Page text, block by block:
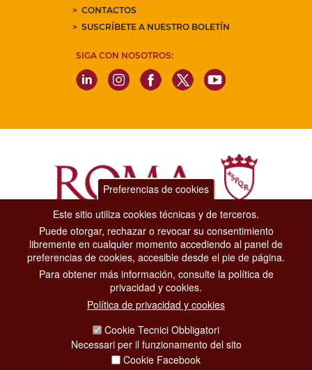
CONTACTOS
SUSCRÍBETE A NUESTRO BOLETÍN
SIGA CON NOSOTROS:
Dipartimento Grandi Eventi, Sport, Turismo e Moda.
Via di San Basilio, 51
00187 Roma
CONTACT CENTER TEL. 06 06 08
CONTATTA LA REDAZIONE
Preferencias de cookies
Este sitio utiliza cookies técnicas y de terceros.
Puede otorgar, rechazar o revocar su consentimiento
libremente en cualquier momento accediendo al panel de
preferencias de cookies, accesible desde el pie de página.
Para obtener más información, consulte la política de
privacidad y cookies.
Política de privacidad y cookies
Cookie Tecnici Obbligatori
Necessari per il funzionamento del sito
Cookie Facebook